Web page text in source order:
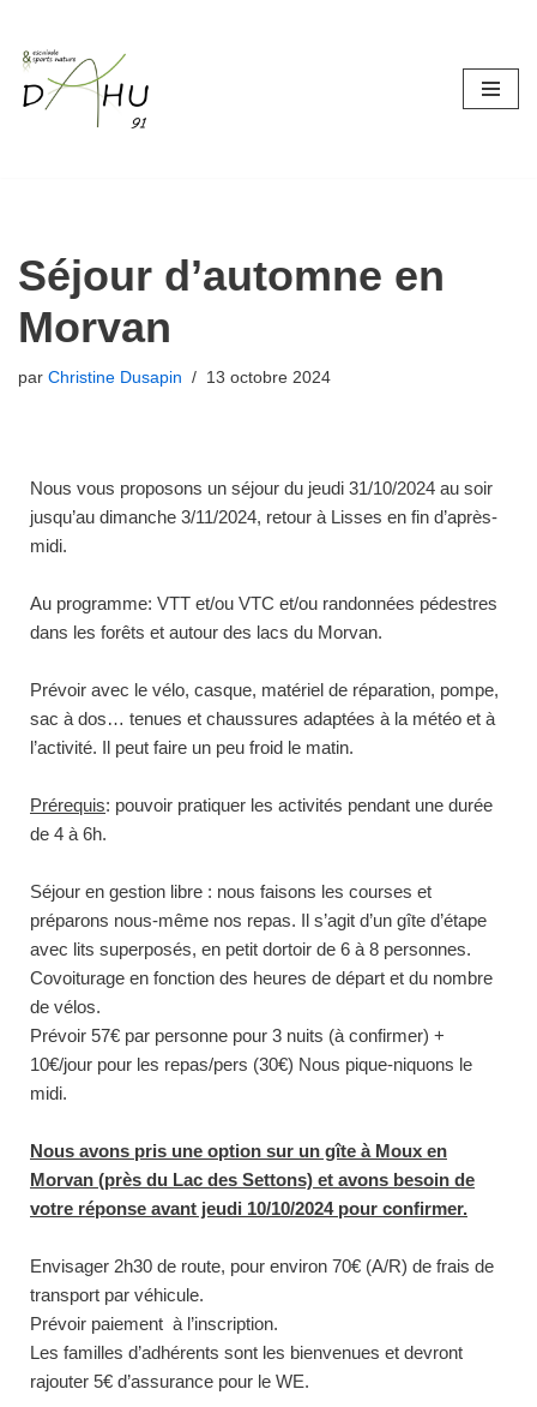
Aller
au
Séjour d’automne en
Morvan
par Christine Dusapin 13 octobre 2024
Nous vous proposons un séjour du jeudi 31/10/2024 au soir
jusqu’au dimanche 3/11/2024, retour à Lisses en fin d’après-
midi.
Au programme: VTT et/ou VTC et/ou randonnées pédestres
dans les forêts et autour des lacs du Morvan.
Prévoir avec le vélo, casque, matériel de réparation, pompe,
sac à dos… tenues et chaussures adaptées à la météo et à
l’activité. Il peut faire un peu froid le matin.
Prérequis: pouvoir pratiquer les activités pendant une durée
de 4 à 6h.
Séjour en gestion libre : nous faisons les courses et
préparons nous-même nos repas. Il s’agit d’un gîte d’étape
avec lits superposés, en petit dortoir de 6 à 8 personnes.
Covoiturage en fonction des heures de départ et du nombre
de vélos.
Prévoir 57€ par personne pour 3 nuits (à confirmer) +
10€/jour pour les repas/pers (30€) Nous pique-niquons le
midi.
Nous avons pris une option sur un gîte à Moux en
Morvan (près du Lac des Settons) et avons besoin de
votre réponse avant jeudi 10/10/2024pour confirmer.
Envisager 2h30 de route, pour environ 70€ (A/R) de frais de
transport par véhicule.
Prévoir paiement à l’inscription.
Les familles d’adhérents sont les bienvenues et devront
rajouter 5€ d’assurance pour le WE.